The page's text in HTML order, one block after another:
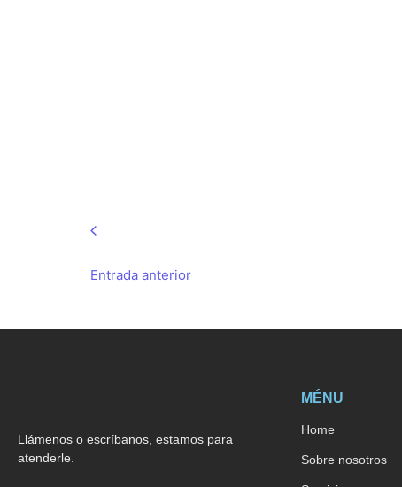
Entrada anterior
Llámenos o escríbanos, estamos para
atenderle.
MÉNU
Home
Sobre nosotros